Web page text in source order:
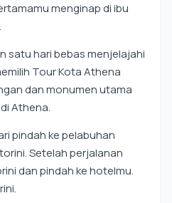
menginap di ibu
satu hari bebas menjelajahi
Tour Kota Athena
dan monumen utama
Athena.
pindah ke pelabuhan
Setelah perjalanan
dan pindah ke hotelmu.